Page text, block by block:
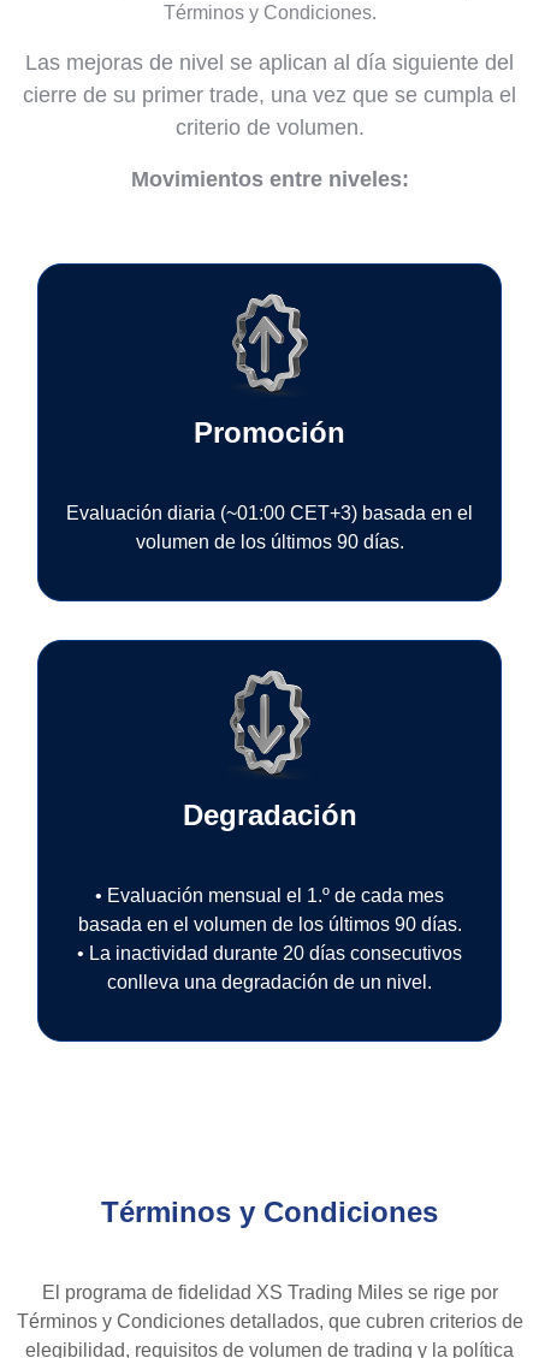
Términos y Condiciones.
Las mejoras de nivel se aplican al día siguiente del
cierre de su primer trade, una vez que se cumpla el
criterio de volumen.
Movimientos entre niveles:
Promoción
Evaluación diaria (~01:00 CET+3) basada en el
volumen de los últimos 90 días.
Degradación
• Evaluación mensual el 1.º de cada mes
basada en el volumen de los últimos 90 días.
• La inactividad durante 20 días consecutivos
conlleva una degradación de un nivel.
Términos y Condiciones
El programa de fidelidad XS Trading Miles se rige por
Términos y Condiciones detallados, que cubren criterios de
elegibilidad, requisitos de volumen de trading y la política